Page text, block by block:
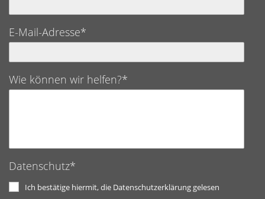
E-Mail-Adresse*
Wie können wir helfen?*
Datenschutz*
Ich bestätige hiermit, die Datenschutzerklärung gelesen